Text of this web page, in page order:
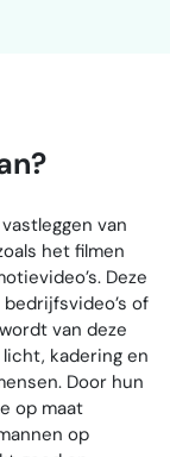
van
het filmen
Deze
of
van deze
kadering en
Door hun
op maat
op